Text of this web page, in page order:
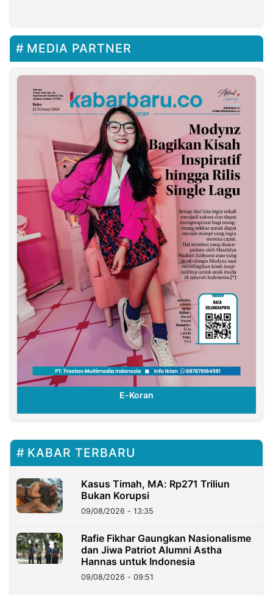
MEDIA PARTNER
E-Koran
KABAR TERBARU
Kasus Timah, MA: Rp271 Triliun
Bukan Korupsi
09/08/2026 - 13:35
Rafie Fikhar Gaungkan Nasionalisme
dan Jiwa Patriot Alumni Astha
Hannas untuk Indonesia
09/08/2026 - 09:51